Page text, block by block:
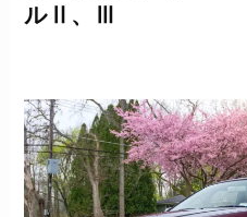
ルⅡ、Ⅲ